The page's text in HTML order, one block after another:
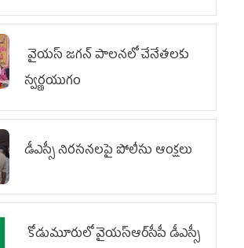
వైయ‌స్ జగన్ పాలనలో చేనేతలకు
స్వర్ణయుగం
డీఎస్సీ నిరసనలపై పోలీసు ఆంక్షలు
కోడుమూరులో వైయ‌స్ఆర్‌సీపీ డీఎస్సీ